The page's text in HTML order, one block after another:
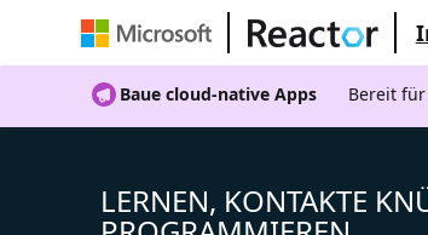
Baue cloud-native Apps Bereit
LERNEN, KONTAKTE